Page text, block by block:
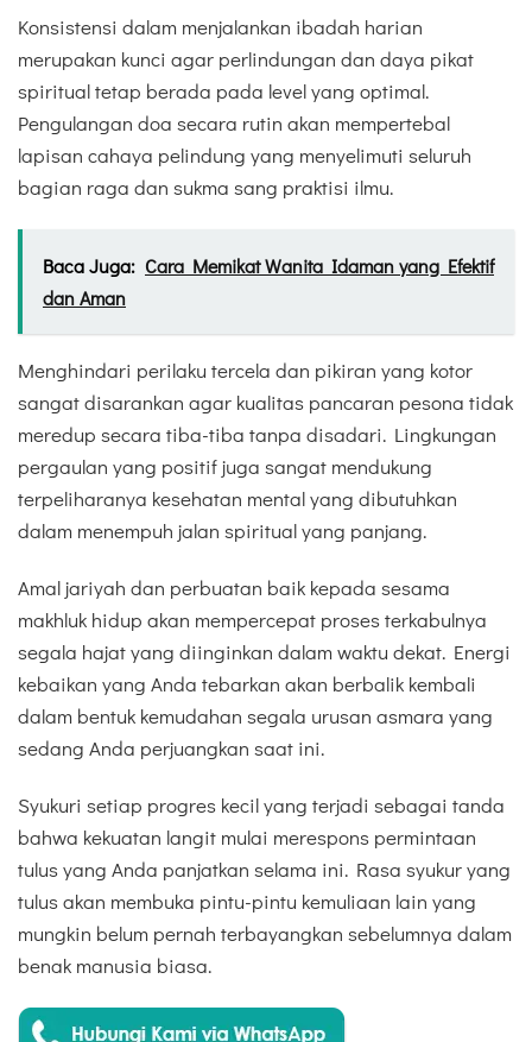
Konsistensi dalam menjalankan ibadah harian
merupakan kunci agar perlindungan dan daya pikat
spiritual tetap berada pada level yang optimal.
Pengulangan doa secara rutin akan mempertebal
lapisan cahaya pelindung yang menyelimuti seluruh
bagian raga dan sukma sang praktisi ilmu.
Baca Juga: Cara Memikat Wanita Idaman yang Efektif
dan Aman
Menghindari perilaku tercela dan pikiran yang kotor
sangat disarankan agar kualitas pancaran pesona tidak
meredup secara tiba-tiba tanpa disadari. Lingkungan
pergaulan yang positif juga sangat mendukung
terpeliharanya kesehatan mental yang dibutuhkan
dalam menempuh jalan spiritual yang panjang.
Amal jariyah dan perbuatan baik kepada sesama
makhluk hidup akan mempercepat proses terkabulnya
segala hajat yang diinginkan dalam waktu dekat. Energi
kebaikan yang Anda tebarkan akan berbalik kembali
dalam bentuk kemudahan segala urusan asmara yang
sedang Anda perjuangkan saat ini.
Syukuri setiap progres kecil yang terjadi sebagai tanda
bahwa kekuatan langit mulai merespons permintaan
tulus yang Anda panjatkan selama ini. Rasa syukur yang
tulus akan membuka pintu-pintu kemuliaan lain yang
mungkin belum pernah terbayangkan sebelumnya dalam
benak manusia biasa.